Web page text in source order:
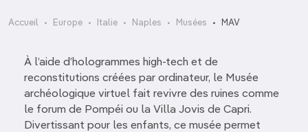
Accueil Europe Italie Naples Musées MAV
À l’aide d’hologrammes high-tech et de
reconstitutions créées par ordinateur, le Musée
archéologique virtuel fait revivre des ruines comme
le forum de Pompéi ou la Villa Jovis de Capri.
Divertissant pour les enfants, ce musée permet